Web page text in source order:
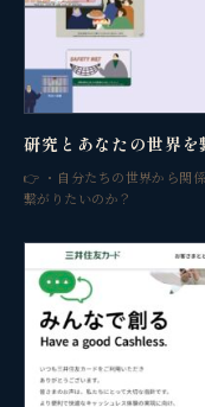
研究とあなたの世界
👉 ・自分たちの世界から関
繋がりたいのか？
🔍 現状サイトを分
🤝 コンサルティン
🧭 個人コーチング